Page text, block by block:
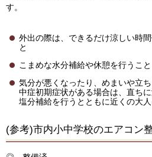
す。
外出の際は、できるだけ涼しい時
と
こまめな水分補給や休憩を行うこと
気分が悪くなったり、めまいや立
中症初期症状がある場合は、直ち
塩分補給を行うとともに近くの大
(参考)市内小中学校のエアコン